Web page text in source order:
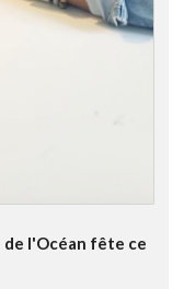
de l'Océan fête ce